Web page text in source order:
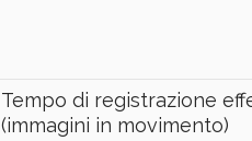
Tempo di registrazione
(immagini in movimento)